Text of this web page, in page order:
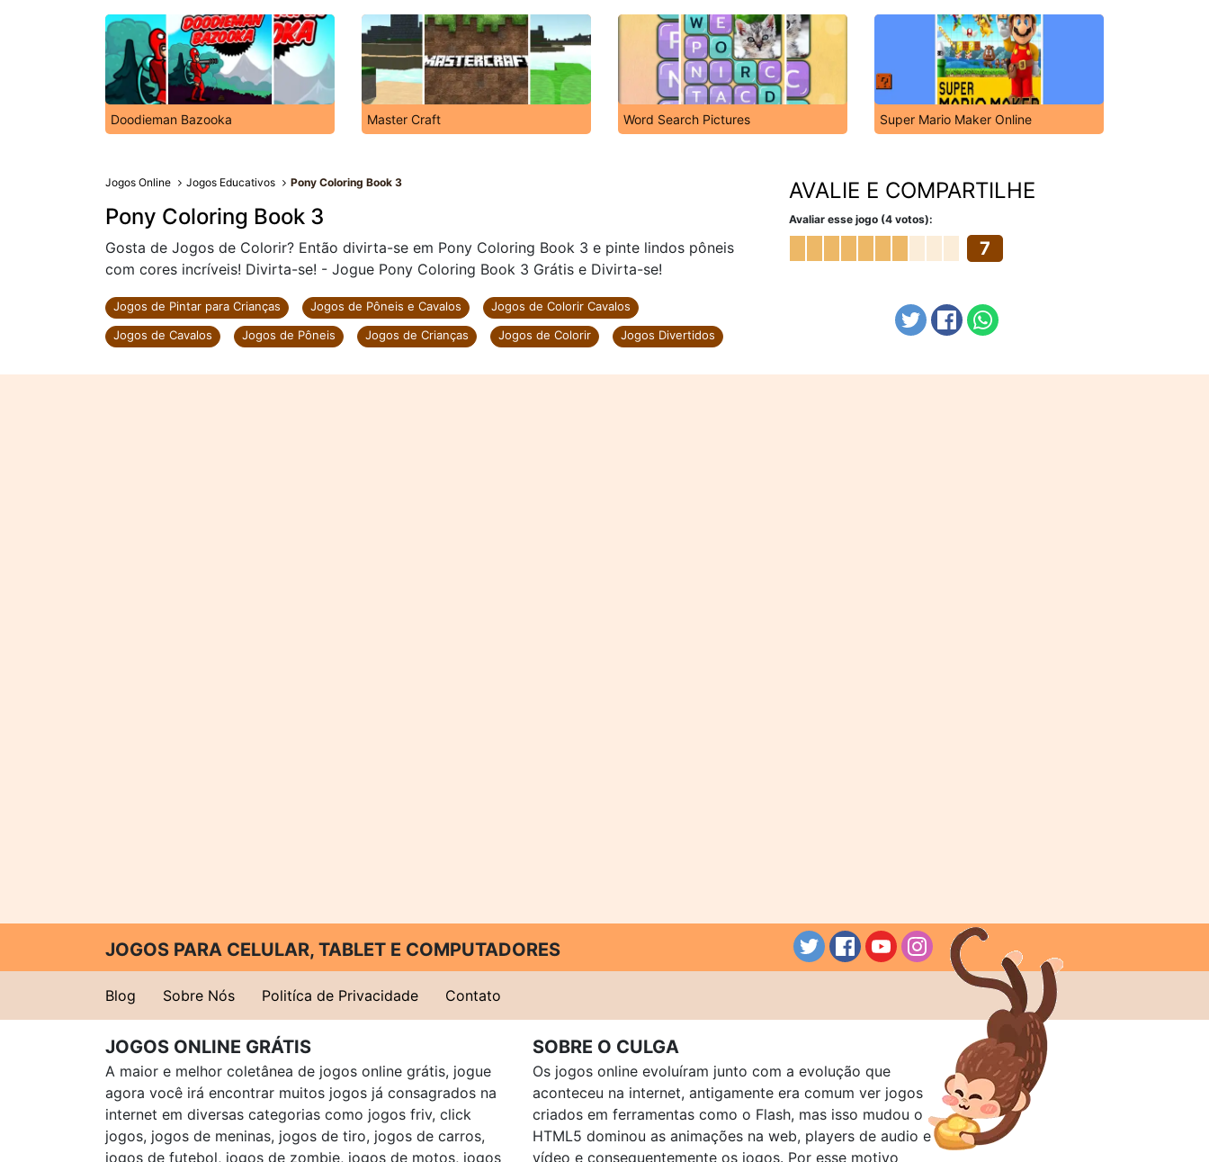
Doodieman Bazooka Master Craft Word Search Pictures Super Mario Maker Online
Jogos Online Jogos Educativos Pony Coloring Book 3
Pony Coloring Book 3
Gosta de Jogos de Colorir? Então divirta-se em Pony Coloring Book 3 e pinte lindos pôneis
com cores incríveis! Divirta-se! - Jogue Pony Coloring Book 3 Grátis e Divirta-se!
Jogos de Pintar para Crianças Jogos de Pôneis e Cavalos
Jogos de Colorir Cavalos
Jogos de Cavalos
Jogos de Pôneis Jogos de Crianças Jogos de Colorir Jogos Divertidos
AVALIE E COMPARTILHE
Avaliar esse jogo (4 votos):
7
JOGOS PARA CELULAR, TABLET E COMPUTADORES
Blog Sobre Nós Politíca de Privacidade Contato
JOGOS ONLINE GRÁTIS
A maior e melhor coletânea de jogos online grátis, jogue
agora você irá encontrar muitos jogos já consagrados na
internet em diversas categorias como jogos friv, click
jogos, jogos de meninas, jogos de tiro, jogos de carros,
jogos de futebol, jogos de zombie, jogos de motos, jogos
SOBRE O CULGA
Os jogos online evoluíram junto com a evolução que
aconteceu na internet, antigamente era comum ver jogos
criados em ferramentas como o Flash, mas isso mudou o
HTML5 dominou as animações na web, players de audio e
vídeo e consequentemente os jogos. Por esse motivo